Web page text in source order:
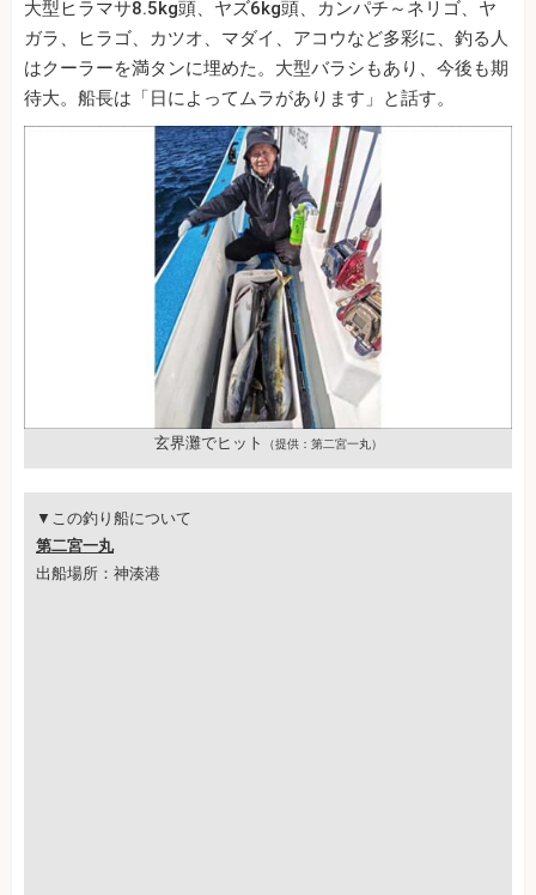
大型ヒラマサ8.5kg頭、ヤズ6kg頭、カンパチ～ネリゴ、ヤ
ガラ、ヒラゴ、カツオ、マダイ、アコウなど多彩に、釣る人
はクーラーを満タンに埋めた。大型バラシもあり、今後も期
待大。船長は「日によってムラがあります」と話す。
玄界灘でヒット （提供：第二宮一丸）
▼この釣り船について
第二宮一丸
出船場所：神湊港